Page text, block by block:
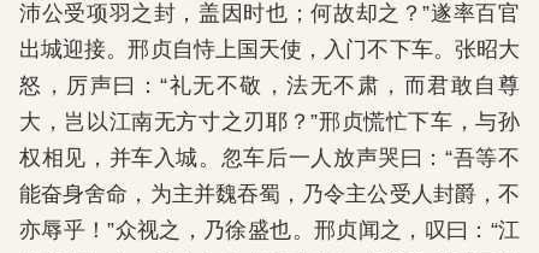
沛公受项羽之封，盖因时也；何故却之？”遂率百官
出城迎接。邢贞自恃上国天使，入门不下车。张昭大
怒，厉声曰：“礼无不敬，法无不肃，而君敢自尊
大，岂以江南无方寸之刃耶？”邢贞慌忙下车，与孙
权相见，并车入城。忽车后一人放声哭曰：“吾等不
能奋身舍命，为主并魏吞蜀，乃令主公受人封爵，不
亦辱乎！”众视之，乃徐盛也。邢贞闻之，叹曰：“江